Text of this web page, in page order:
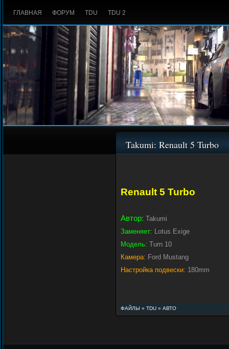
ГЛАВНАЯ ФОРУМ TDU TDU 2
Takumi: Renault 5 Turbo
Renault 5 Turbo
Автор: Takumi
Заменяет: Lotus Exige
Модель: Turn 10
Камера: Ford Mustang
Настройка подвески: 180mm
ФАЙЛЫ » TDU » АВТО